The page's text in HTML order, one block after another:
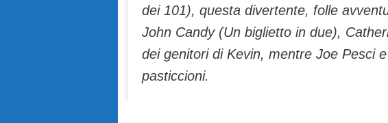
dei 101), questa divertente, folle
John Candy (Un biglietto in due),
dei genitori di Kevin, mentre Joe Pesci
pasticcioni.